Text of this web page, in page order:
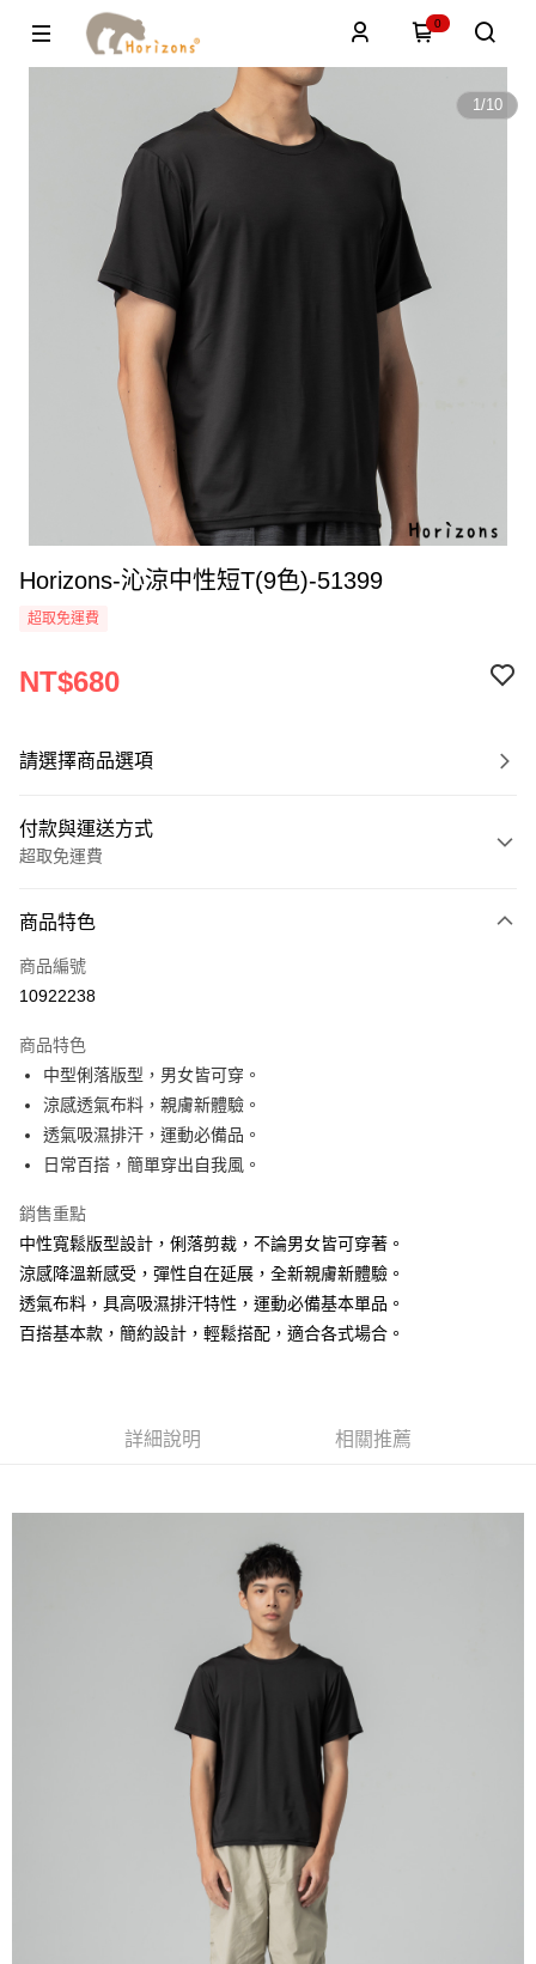
0
1/10
Horizons-沁涼中性短T(9色)-51399
超取免運費
NT$680
請選擇商品選項
付款與運送方式
超取免運費
信用卡一次付款
超商取貨付款
Apple Pay
街口支付
悠遊付
運送方式
全家取貨付款
免運費
付款後全家取貨
免運費
商品特色
商品編號
10922238
商品特色
中型俐落版型，男女皆可穿。
涼感透氣布料，親膚新體驗。
透氣吸濕排汗，運動必備品。
日常百搭，簡單穿出自我風。
銷售重點
中性寬鬆版型設計，俐落剪裁，不論男女皆可穿著。
涼感降溫新感受，彈性自在延展，全新親膚新體驗。
透氣布料，具高吸濕排汗特性，運動必備基本單品。
百搭基本款，簡約設計，輕鬆搭配，適合各式場合。
詳細說明 相關推薦